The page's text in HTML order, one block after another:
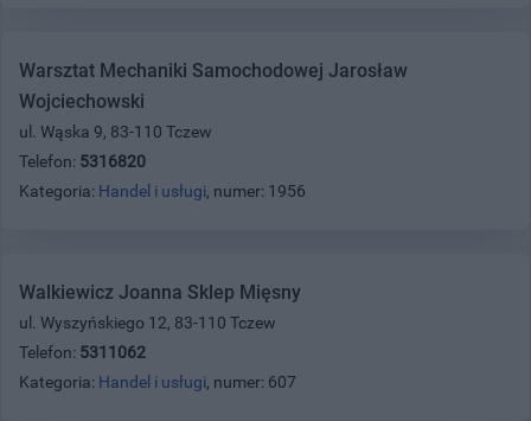
Warsztat Mechaniki Samochodowej Jarosław
Wojciechowski
ul. Wąska 9, 83-110 Tczew
Telefon: 5316820
Kategoria: Handel i usługi, numer: 1956
Walkiewicz Joanna Sklep Mięsny
ul. Wyszyńskiego 12, 83-110 Tczew
Telefon: 5311062
Kategoria: Handel i usługi, numer: 607